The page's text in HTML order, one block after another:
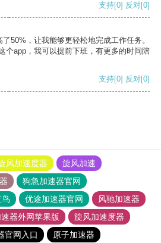
支持[0] 反对[0]
50%，让我能够更轻松地完成工作任务。
个app，我可以提前下班，有更多的时间陪
支持[0] 反对[0]
风加速度器
旋风加速
狗急加速器官网
鸟 优途加速器官网
风驰加速器
器外网苹果版
旋风加速度器
官网入口
原子加速器